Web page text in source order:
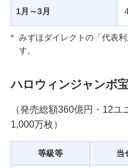
1月～3月
* みずほダイレクトの「代表
す。
ハロウィンジャンボ
（発売総額360億円・12
1,000万枚）
等級等 当